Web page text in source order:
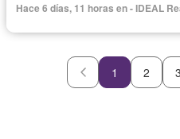
Hace 6 días, 11 horas en - IDEAL
1 2 3